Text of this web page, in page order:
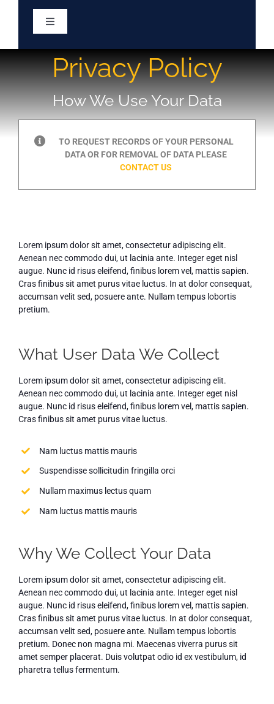
Toggle
About
Meetings & Minutes
ARPA
Contact Us
Privacy Policy
How We Use Your Data
TO REQUEST RECORDS OF YOUR PERSONAL
DATA OR FOR REMOVAL OF DATA PLEASE
CONTACT US
Lorem ipsum dolor sit amet, consectetur adipiscing elit.
Aenean nec commodo dui, ut lacinia ante. Integer eget nisl
augue. Nunc id risus eleifend, finibus lorem vel, mattis sapien.
Cras finibus sit amet purus vitae luctus. In at dolor consequat,
accumsan velit sed, posuere ante. Nullam tempus lobortis
pretium.
What User Data We Collect
Lorem ipsum dolor sit amet, consectetur adipiscing elit.
Aenean nec commodo dui, ut lacinia ante. Integer eget nisl
augue. Nunc id risus eleifend, finibus lorem vel, mattis sapien.
Cras finibus sit amet purus vitae luctus.
Nam luctus mattis mauris
Suspendisse sollicitudin fringilla orci
Nullam maximus lectus quam
Nam luctus mattis mauris
Why We Collect Your Data
Lorem ipsum dolor sit amet, consectetur adipiscing elit.
Aenean nec commodo dui, ut lacinia ante. Integer eget nisl
augue. Nunc id risus eleifend, finibus lorem vel, mattis sapien.
Cras finibus sit amet purus vitae luctus. In at dolor consequat,
accumsan velit sed, posuere ante. Nullam tempus lobortis
pretium. Donec non magna mi. Maecenas viverra purus sit
amet semper placerat. Duis volutpat odio id ex vestibulum, id
pharetra tellus fermentum.